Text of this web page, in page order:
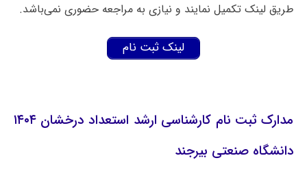
طریق لینک تکمیل نمایند و نیازی به مراجعه حضوری نمی‌باشد.
لینک ثبت نام
مدارک ثبت نام کارشناسی ارشد استعداد درخشان ۱۴۰۴
دانشگاه صنعتی بیرجند